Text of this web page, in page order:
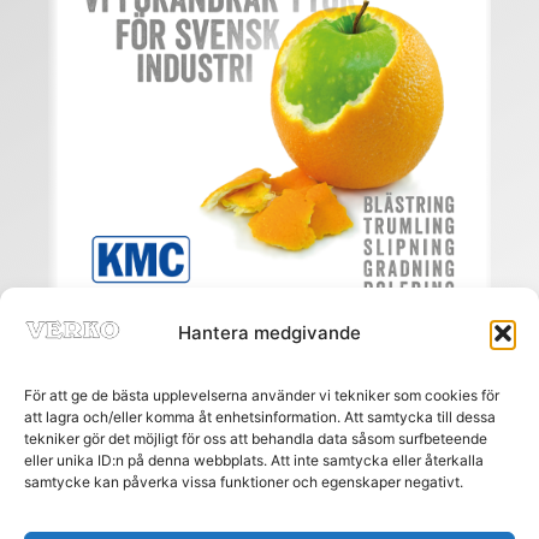
Hantera medgivande
För att ge de bästa upplevelserna använder vi tekniker som cookies för
att lagra och/eller komma åt enhetsinformation. Att samtycka till dessa
tekniker gör det möjligt för oss att behandla data såsom surfbeteende
eller unika ID:n på denna webbplats. Att inte samtycka eller återkalla
samtycke kan påverka vissa funktioner och egenskaper negativt.
Meny
PRENUMERERA